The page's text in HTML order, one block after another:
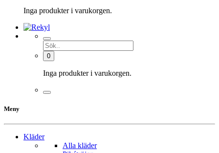
Inga produkter i varukorgen.
0
Inga produkter i varukorgen.
Meny
Kläder
Alla kläder